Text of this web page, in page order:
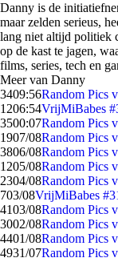
Danny is de
maar zelden serieus,
lang niet altijd politiek
op de kast te jagen,
films, series, tech en
Meer van Danny
3409:56Random Pics
1206:54VrijMiBabes
3500:07Random Pics
1907/08Random Pics
3806/08Random Pics
1205/08Random Pics
2304/08Random Pics
703/08VrijMiBabes
4103/08Random Pics
3002/08Random Pics
4401/08Random Pics
4931/07Random Pics